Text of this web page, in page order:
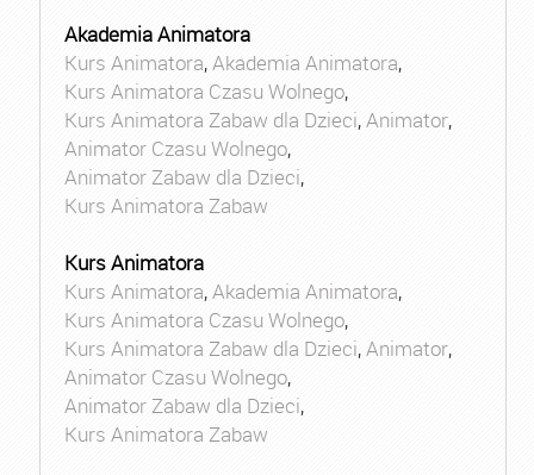
Akademia Animatora
Kurs Animatora,Akademia Animatora,
Kurs Animatora Czasu Wolnego,
Kurs Animatora Zabaw dla Dzieci,Animator,
Animator Czasu Wolnego,
Animator Zabaw dla Dzieci,
Kurs Animatora Zabaw
Kurs Animatora
Kurs Animatora,Akademia Animatora,
Kurs Animatora Czasu Wolnego,
Kurs Animatora Zabaw dla Dzieci,Animator,
Animator Czasu Wolnego,
Animator Zabaw dla Dzieci,
Kurs Animatora Zabaw